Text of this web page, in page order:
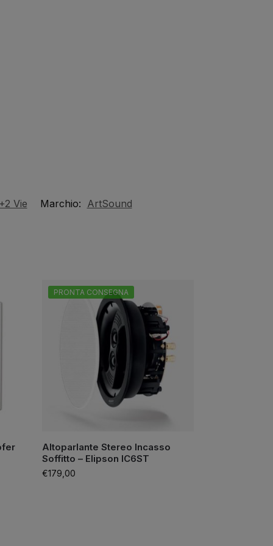
Vie Marchio: ArtSound
PRONTA CONSEGNA
Altoparlante Stereo Incasso
Soffitto – Elipson IC6ST
€179,00